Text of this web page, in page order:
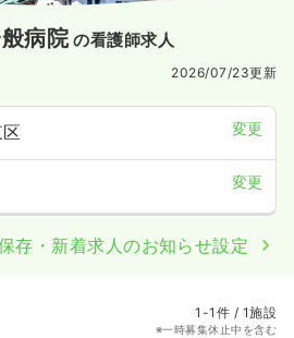
病院 の看護師求人
2026/07/23更新
変更
変更
存・新着求人のお知らせ設定
1-1件 / 1施設
※一時募集休止中を含む